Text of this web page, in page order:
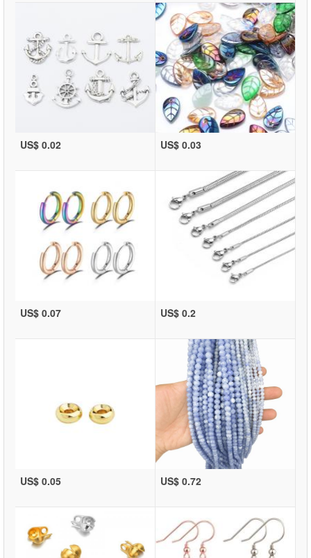
US$ 0.02 US$ 0.03
US$ 0.07 US$ 0.2
US$ 0.05 US$ 0.72